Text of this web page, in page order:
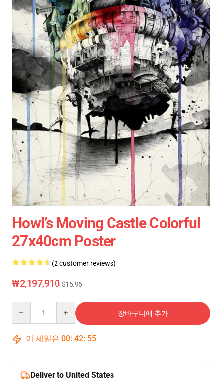
Howl’s Moving Castle Colorful
27x40cm Poster
(2 customer reviews)
₩2,197,910 $15.95
장바구니에 추가
이 세일은 00: 42: 54
Deliver to United States